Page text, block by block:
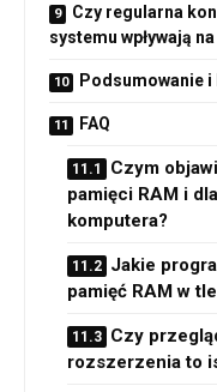
Czy regularna
systemu wpływają na
Podsumowanie
FAQ
Czym
pamięci RAM i
komputera?
Jakie
pamięć RAM w
Czy
rozszerzenia to